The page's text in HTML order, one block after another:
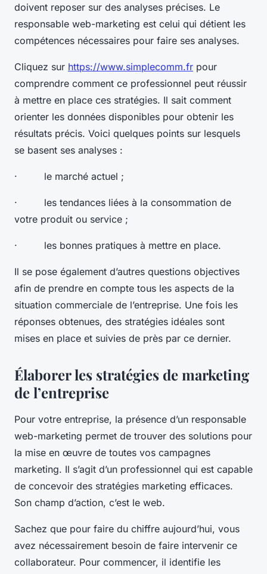
doivent reposer sur des analyses précises. Le
responsable web-marketing est celui qui détient les
compétences nécessaires pour faire ses analyses.
Cliquez sur https://www.simplecomm.fr pour
comprendre comment ce professionnel peut réussir
à mettre en place ces stratégies. Il sait comment
orienter les données disponibles pour obtenir les
résultats précis. Voici quelques points sur lesquels
se basent ses analyses :
· le marché actuel ;
· les tendances liées à la consommation de
votre produit ou service ;
· les bonnes pratiques à mettre en place.
Il se pose également d’autres questions objectives
afin de prendre en compte tous les aspects de la
situation commerciale de l’entreprise. Une fois les
réponses obtenues, des stratégies idéales sont
mises en place et suivies de près par ce dernier.
Élaborer les stratégies de marketing
de l’entreprise
Pour votre entreprise, la présence d’un responsable
web-marketing permet de trouver des solutions pour
la mise en œuvre de toutes vos campagnes
marketing. Il s’agit d’un professionnel qui est capable
de concevoir des stratégies marketing efficaces.
Son champ d’action, c’est le web.
Sachez que pour faire du chiffre aujourd’hui, vous
avez nécessairement besoin de faire intervenir ce
collaborateur. Pour commencer, il identifie les